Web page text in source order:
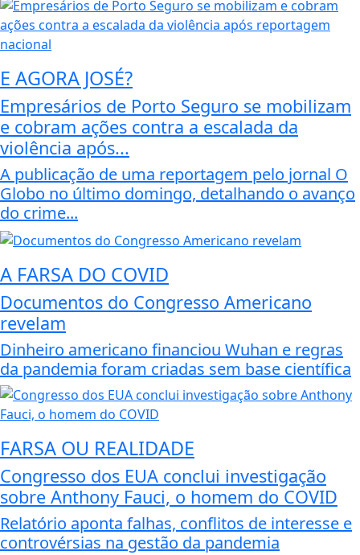
E AGORA JOSÉ?
Empresários de Porto Seguro se mobilizam
e cobram ações contra a escalada da
violência após...
A publicação de uma reportagem pelo jornal O
Globo no último domingo, detalhando o avanço
do crime...
A FARSA DO COVID
Documentos do Congresso Americano
revelam
Dinheiro americano financiou Wuhan e regras
da pandemia foram criadas sem base científica
FARSA OU REALIDADE
Congresso dos EUA conclui investigação
sobre Anthony Fauci, o homem do COVID
Relatório aponta falhas, conflitos de interesse e
controvérsias na gestão da pandemia